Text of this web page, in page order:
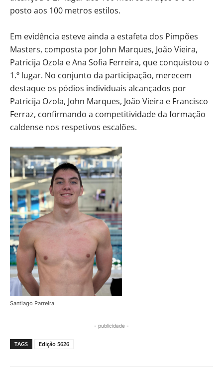
posto aos 100 metros estilos.
Em evidência esteve ainda a estafeta dos Pimpões
Masters, composta por John Marques, João Vieira,
Patricija Ozola e Ana Sofia Ferreira, que conquistou o
1.º lugar. No conjunto da participação, merecem
destaque os pódios individuais alcançados por
Patricija Ozola, John Marques, João Vieira e Francisco
Ferraz, confirmando a competitividade da formação
caldense nos respetivos escalões.
Santiago Parreira
- publicidade -
TAGS Edição 5626